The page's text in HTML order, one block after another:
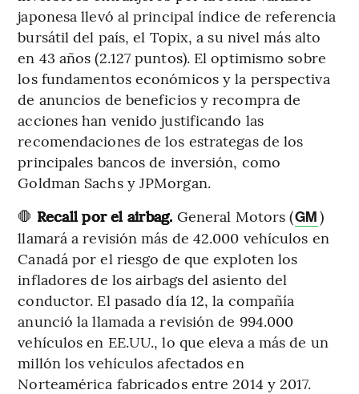
japonesa llevó al principal índice de referencia
bursátil del país, el Topix, a su nivel más alto
en 43 años (2.127 puntos). El optimismo sobre
los fundamentos económicos y la perspectiva
de anuncios de beneficios y recompra de
acciones han venido justificando las
recomendaciones de los estrategas de los
principales bancos de inversión, como
Goldman Sachs y JPMorgan.
🛑 Recall por el airbag. General Motors (GM)
llamará a revisión más de 42.000 vehículos en
Canadá por el riesgo de que exploten los
infladores de los airbags del asiento del
conductor. El pasado día 12, la compañía
anunció la llamada a revisión de 994.000
vehículos en EE.UU., lo que eleva a más de un
millón los vehículos afectados en
Norteamérica fabricados entre 2014 y 2017.